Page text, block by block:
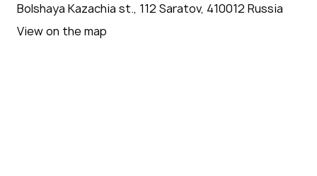
Bolshaya Kazachia st., 112 Saratov, 410012 Russia
View on the map